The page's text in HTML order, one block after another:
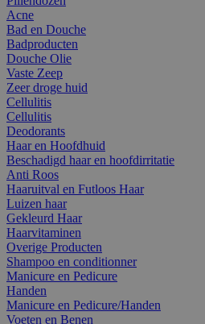
Acne
Bad en Douche
Badproducten
Douche Olie
Vaste Zeep
Zeer droge huid
Cellulitis
Cellulitis
Deodorants
Haar en Hoofdhuid
Beschadigd haar en hoofdirritatie
Anti Roos
Haaruitval en Futloos Haar
Luizen haar
Gekleurd Haar
Haarvitaminen
Overige Producten
Shampoo en conditionner
Manicure en Pedicure
Handen
Manicure en Pedicure/Handen
Voeten en Benen